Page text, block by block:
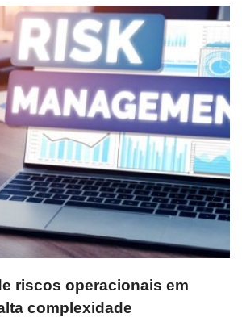
riscos operacionais em
complexidade